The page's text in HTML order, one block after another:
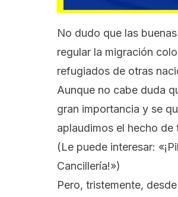
No dudo que las
regular la migración
refugiados de otras
Aunque no cabe duda
gran importancia y se
aplaudimos el hecho de
(Le puede interesar:
Cancillería!»)
Pero, tristemente,